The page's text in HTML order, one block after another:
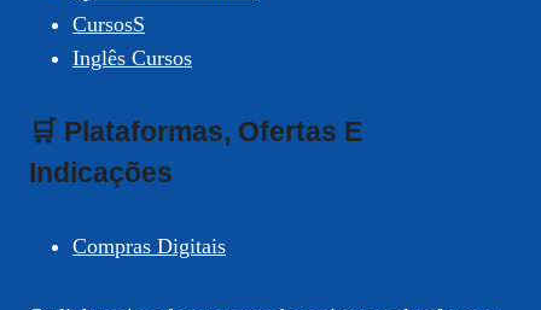
CursosS
Inglês Cursos
🛒 Plataformas, Ofertas E
Indicações
Compras Digitais